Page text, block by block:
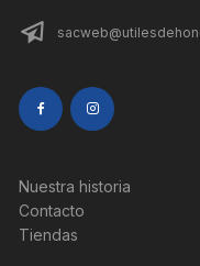
Nuestra historia
Contacto
Tiendas